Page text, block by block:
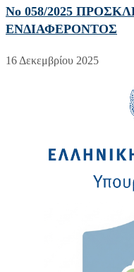
No 058/2025
ΕΝΔΙΑΦΕΡΟΝΤΟΣ
16 Δεκεμβρίου 2025